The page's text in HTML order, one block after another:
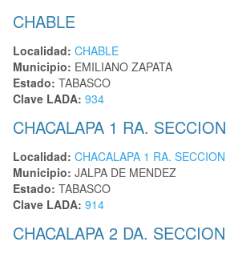
CHABLE
Localidad: CHABLE
Municipio: EMILIANO ZAPATA
Estado: TABASCO
Clave LADA: 934
CHACALAPA 1 RA. SECCION
Localidad: CHACALAPA 1 RA. SECCION
Municipio: JALPA DE MENDEZ
Estado: TABASCO
Clave LADA: 914
CHACALAPA 2 DA. SECCION